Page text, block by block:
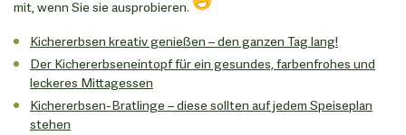
mit, wenn Sie sie ausprobieren.
Kichererbsen kreativ genießen – den ganzen Tag lang!
Der Kichererbseneintopf für ein gesundes, farbenfrohes und
leckeres Mittagessen
Kichererbsen-Bratlinge – diese sollten auf jedem Speiseplan
stehen